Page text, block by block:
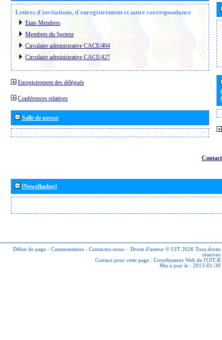
Lettres d´invitations, d´enregistrement et autre correspondance
Etats Membres
Membres du Secteur
Circulaire administrative CACE/404
Circulaire administrative CACE/427
Enregistrement des délégués
Conférences relatives
Salle de presse
[Newsflashes]
Début de page - Commentaires - Contactez-nous - Droits d'auteur © UIT 2026 Tous droits
réservés
Contact pour cette page : Coordinateur Web de l'UIT-R
Mis à jour le : 2013-01-30